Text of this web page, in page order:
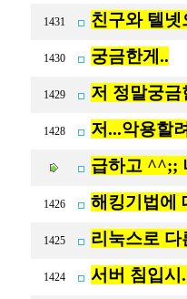
1431 친구와 텔
1430 궁금한게..
1429 저 정말궁금
1428 저...악용할
급하고 ^^;;
1426 해킹기법에
1425 리눅스로 다
1424 서버 침입시